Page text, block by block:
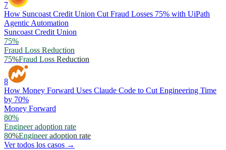
7
How Suncoast Credit Union Cut Fraud Losses 75% with UiPath
Agentic Automation
Suncoast Credit Union
75%
Fraud Loss Reduction
75%Fraud Loss Reduction
8
How Money Forward Uses Claude Code to Cut Engineering Time
by 70%
Money Forward
80%
Engineer adoption rate
80%Engineer adoption rate
Ver todos los casos →